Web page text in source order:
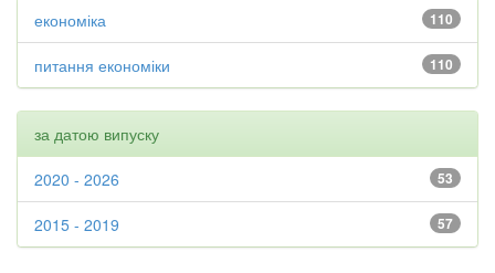
110
економіка
110
питання економіки
за датою випуску
53
2020 - 2026
57
2015 - 2019